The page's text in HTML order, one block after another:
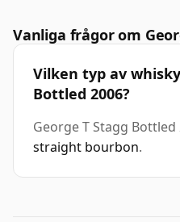
Vanliga frågor om
Vilken typ av
Bottled 2006?
George T Stagg Bottled
straight bourbon.